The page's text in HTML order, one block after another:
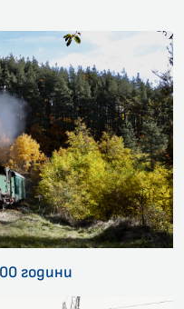
години